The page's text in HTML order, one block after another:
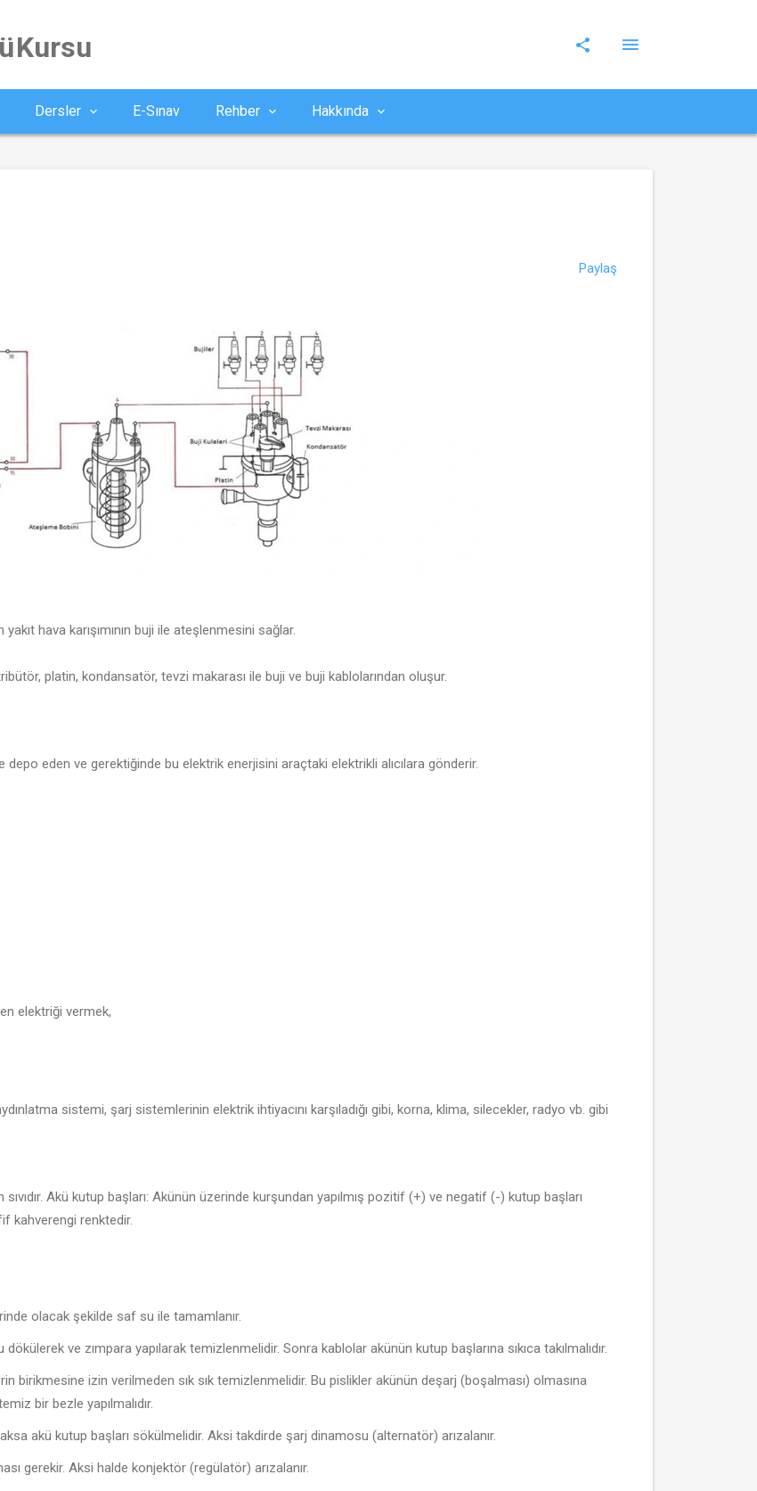
Kursu
Dersler E-Sınav Rehber Hakkında
Paylaş
hava karışımının buji ile ateşlenmesini sağlar.
platin, kondansatör, tevzi makarası ile buji ve buji kablolarından oluşur.
depo eden ve gerektiğinde bu elektrik enerjisini araçtaki elektrikli alıcılara gönderir.
elektriği vermek,
sistemi, şarj sistemlerinin elektrik ihtiyacını karşıladığı gibi, korna, klima, silecekler, radyo vb. gibi
sıvıdır. Akü kutup başları: Akünün üzerinde kurşundan yapılmış pozitif (+) ve negatif (-) kutup başları
kahverengi renktedir.
olacak şekilde saf su ile tamamlanır.
ve zımpara yapılarak temizlenmelidir. Sonra kablolar akünün kutup başlarına sıkıca takılmalıdır.
birikmesine izin verilmeden sık sık temizlenmelidir. Bu pislikler akünün deşarj (boşalması) olmasına
bir bezle yapılmalıdır.
akü kutup başları sökülmelidir. Aksi takdirde şarj dinamosu (alternatör) arızalanır.
gerekir. Aksi halde konjektör (regülatör) arızalanır.